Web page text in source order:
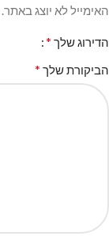
האימייל לא יוצג באתר.
הדירוג שלך *
הביקורת שלך *